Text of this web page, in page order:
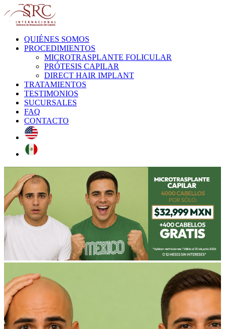
QUIÉNES SOMOS
PROCEDIMIENTOS
MICROTRASPLANTE FOLICULAR
PRÓTESIS CAPILAR
DIRECT HAIR IMPLANT
TRATAMIENTOS
TESTIMONIOS
SUCURSALES
FAQ
CONTACTO